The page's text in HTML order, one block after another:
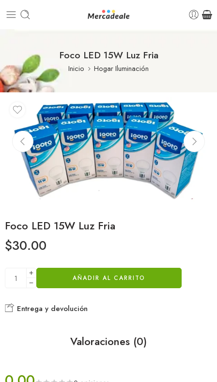
Foco LED 15W Luz Fria
Inicio Hogar Iluminación
Foco LED 15W Luz Fria
$30.00
AÑADIR AL CARRITO
Entrega y devolución
Valoraciones (0)